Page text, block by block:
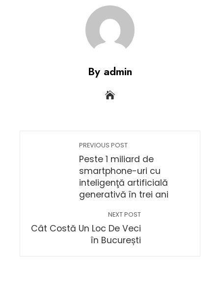
By admin
PREVIOUS POST
Peste 1 miliard de
smartphone-uri cu
inteligenţă artificială
generativă în trei ani
NEXT POST
Cât Costă Un Loc De Veci
în București